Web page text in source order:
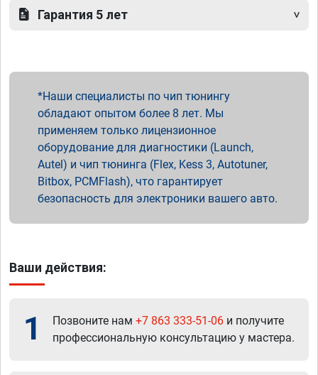
Гарантия 5 лет
Наши специалисты по чип тюнингу
обладают опытом более 8 лет. Мы
применяем только лицензионное
оборудование для диагностики (Launch,
Autel) и чип тюнинга (Flex, Kess 3, Autotuner,
Bitbox, PCMFlash), что гарантирует
безопасность для электроники вашего авто.
Ваши действия:
1 Позвоните нам +7 863 333-51-06 и получите
профессиональную консультацию у мастера.